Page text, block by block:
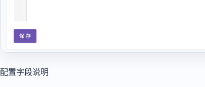
配置字段说明